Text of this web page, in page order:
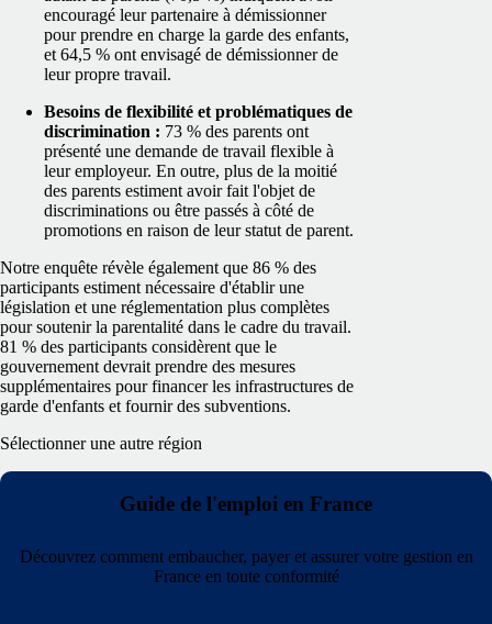
encouragé leur partenaire à démissionner
pour prendre en charge la garde des enfants,
et 64,5 % ont envisagé de démissionner de
leur propre travail.
Besoins de flexibilité et problématiques de
discrimination : 73 % des parents ont
présenté une demande de travail flexible à
leur employeur. En outre, plus de la moitié
des parents estiment avoir fait l'objet de
discriminations ou être passés à côté de
promotions en raison de leur statut de parent.
Notre enquête révèle également que 86 % des
participants estiment nécessaire d'établir une
législation et une réglementation plus complètes
pour soutenir la parentalité dans le cadre du travail.
81 % des participants considèrent que le
gouvernement devrait prendre des mesures
supplémentaires pour financer les infrastructures de
garde d'enfants et fournir des subventions.
Sélectionner une autre région
Guide de l'emploi en France
Découvrez comment embaucher, payer et assurer votre gestion en
France en toute conformité